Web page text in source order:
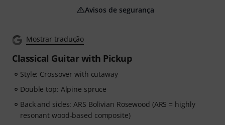
Mostrar tradução
Classical Guitar with Pickup
Style: Crossover with cutaway
Double top: Alpine spruce
Back and sides: ARS Bolivian Rosewood (ARS = highly
resonant wood-based composite)
Avisos de segurança